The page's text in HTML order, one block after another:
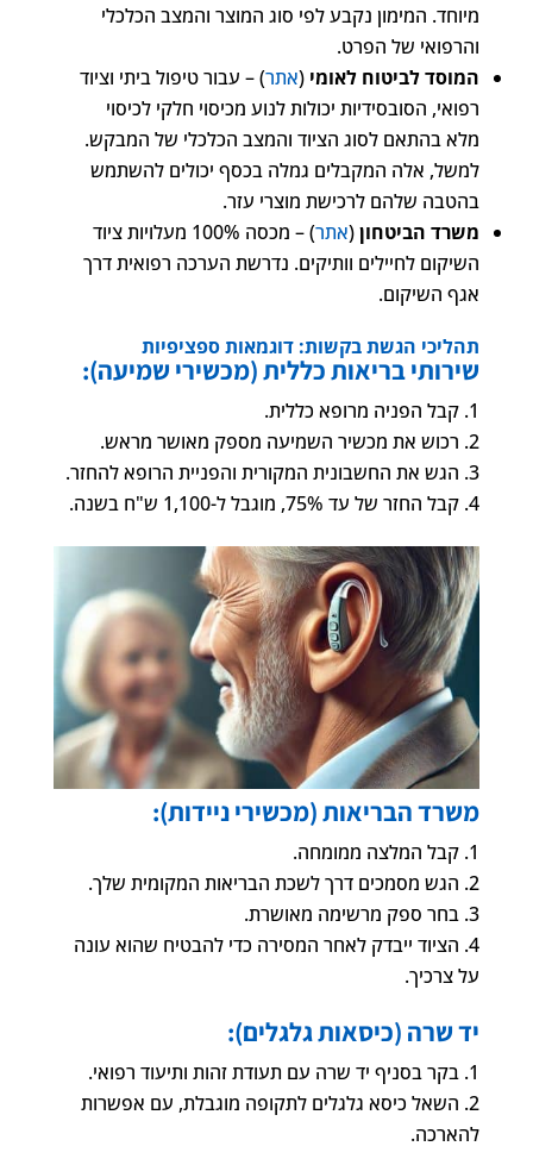
מיוחד. המימון נקבע לפי סוג המוצר והמצב הכלכלי
והרפואי של הפרט.
המוסד לביטוח לאומי (אתר) – עבור טיפול ביתי וציוד
רפואי, הסובסידיות יכולות לנוע מכיסוי חלקי לכיסוי
מלא בהתאם לסוג הציוד והמצב הכלכלי של המבקש.
למשל, אלה המקבלים גמלה בכסף יכולים להשתמש
בהטבה שלהם לרכישת מוצרי עזר.
משרד הביטחון(אתר
) – מכסה 100% מעלויות ציוד
השיקום לחיילים וותיקים. נדרשת הערכה רפואית דרך
אגף השיקום.
תהליכי הגשת בקשות: דוגמאות ספציפיות
שירותי בריאות כללית (מכשירי שמיעה):
קבל הפניה מרופא כללית.
רכוש את מכשיר השמיעה מספק מאושר מראש.
הגש את החשבונית המקורית והפניית הרופא להחזר.
קבל החזר של עד 75%, מוגבל ל-1,100 ש"ח בשנה.
משרד הבריאות (מכשירי ניידות):
קבל המלצה ממומחה.
הגש מסמכים דרך לשכת הבריאות המקומית שלך.
בחר ספק מרשימה מאושרת.
הציוד ייבדק לאחר המסירה כדי להבטיח שהוא עונה
על צרכיך.
יד שרה (כיסאות גלגלים):
בקר בסניף יד שרה עם תעודת זהות ותיעוד רפואי.
השאל כיסא גלגלים לתקופה מוגבלת, עם אפשרות
להארכה.